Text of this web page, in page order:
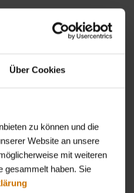
Über Cookies
zu können und die
Website an unsere
mit weiteren
gesammelt haben. Sie
und Organisation.